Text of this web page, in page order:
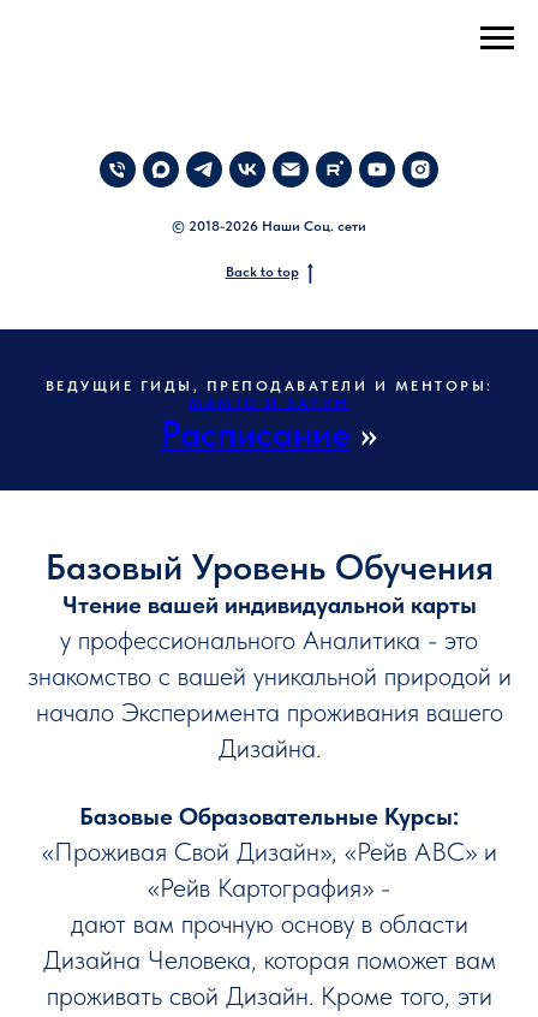
© 2018-2026 Наши Соц. сети
Back to top
ВЕДУЩИЕ ГИДЫ, ПРЕПОДАВАТЕЛИ И МЕНТОРЫ:
МАМТО И ЗАРИН
Расписание >>
Базовый Уровень Обучения
Чтение вашей индивидуальной карты
у профессионального Аналитика - это
знакомство с вашей уникальной природой и
начало Эксперимента проживания вашего
Дизайна.
Базовые Образовательные Курсы:
«Проживая Свой Дизайн», «Рейв АВС» и
«Рейв Картография» -
дают вам прочную основу в области
Дизайна Человека, которая поможет вам
проживать свой Дизайн. Кроме того, эти